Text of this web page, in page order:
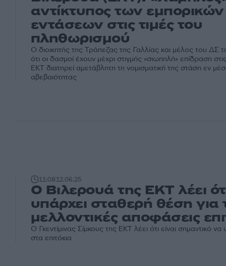
αντίκτυπος των εμπορικών
εντάσεων στις τιμές του
πληθωρισμού
Ο διοικητής της Τράπεζας της Γαλλίας και μέλος του ΔΣ
ότι οι δασμοί έχουν μέχρι στιγμής «σιωπηλή» επίδραση
ΕΚΤ διατηρεί αμετάβλητη τη νομισματική της στάση εν
αβεβαιότητας
11:0812.06.25
Ο Βιλερουά της ΕΚΤ λέει
υπάρχει σταθερή θέση για
μελλοντικές αποφάσεις
Ο Γκεντίμινας Σίμκους της ΕΚΤ λέει ότι είναι σημαντικό
στα επιτόκια